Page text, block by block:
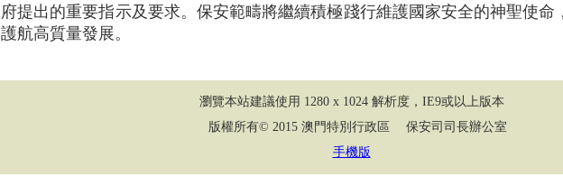
府提出的重要指示及要求。保安範疇將繼續積極踐行維護國家安全的神聖使命
護航高質量發展。
瀏覽本站建議使用 1280 x 1024 解析度，IE9或以上版本
版權所有© 2015 澳門特別行政區 保安司司長辦公室
手機版